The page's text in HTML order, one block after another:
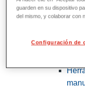
guarden en su dispositivo
del mismo, y colaborar con
Configuración de